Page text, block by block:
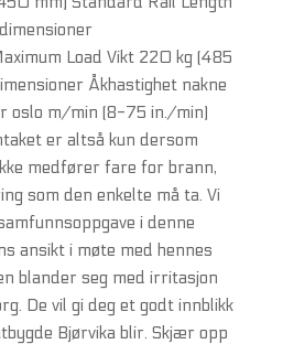
Load Vikt 220 kg (485
Åkhastighet nakne
oslo m/min (8-75 in./min)
er altså kun dersom
medfører fare for brann,
som den enkelte må ta. Vi
i denne
ansikt i møte med hennes
blander seg med irritasjon
De vil gi deg et godt innblikk
Bjørvika blir. Skjær opp